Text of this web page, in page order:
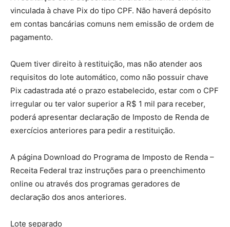
vinculada à chave Pix do tipo CPF. Não haverá depósito
em contas bancárias comuns nem emissão de ordem de
pagamento.
Quem tiver direito à restituição, mas não atender aos
requisitos do lote automático, como não possuir chave
Pix cadastrada até o prazo estabelecido, estar com o CPF
irregular ou ter valor superior a R$ 1 mil para receber,
poderá apresentar declaração de Imposto de Renda de
exercícios anteriores para pedir a restituição.
A página Download do Programa de Imposto de Renda –
Receita Federal traz instruções para o preenchimento
online ou através dos programas geradores de
declaração dos anos anteriores.
Lote separado